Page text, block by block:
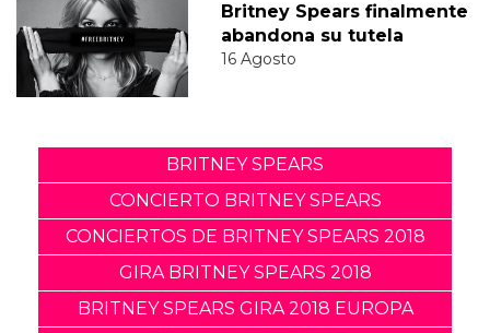
Britney Spears finalmente
abandona su tutela
16 Agosto
BRITNEY SPEARS
CONCIERTO BRITNEY SPEARS
CONCIERTOS DE BRITNEY SPEARS 2018
GIRA BRITNEY SPEARS 2018
BRITNEY SPEARS GIRA 2018 EUROPA